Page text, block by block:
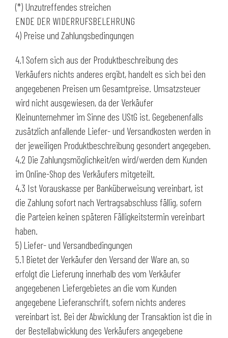
(*) Unzutreffendes streichen
ENDE DER WIDERRUFSBELEHRUNG
4) Preise und Zahlungsbedingungen
4.1 Sofern sich aus der Produktbeschreibung des
Verkäufers nichts anderes ergibt, handelt es sich bei den
angegebenen Preisen um Gesamtpreise. Umsatzsteuer
wird nicht ausgewiesen, da der Verkäufer
Kleinunternehmer im Sinne des UStG ist. Gegebenenfalls
zusätzlich anfallende Liefer- und Versandkosten werden in
der jeweiligen Produktbeschreibung gesondert angegeben.
4.2 Die Zahlungsmöglichkeit/en wird/werden dem Kunden
im Online-Shop des Verkäufers mitgeteilt.
4.3 Ist Vorauskasse per Banküberweisung vereinbart, ist
die Zahlung sofort nach Vertragsabschluss fällig, sofern
die Parteien keinen späteren Fälligkeitstermin vereinbart
haben.
5) Liefer- und Versandbedingungen
5.1 Bietet der Verkäufer den Versand der Ware an, so
erfolgt die Lieferung innerhalb des vom Verkäufer
angegebenen Liefergebietes an die vom Kunden
angegebene Lieferanschrift, sofern nichts anderes
vereinbart ist. Bei der Abwicklung der Transaktion ist die in
der Bestellabwicklung des Verkäufers angegebene